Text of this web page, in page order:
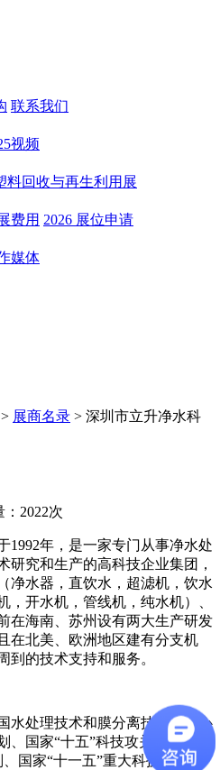
联系我们
视频
料回收与再生利用展
费用 2026 展位申请
媒体
> 展商名录 > 深圳市立升净水科
：2022次
1992年，是一家专门从事净水处
研究和生产的高科技企业集团，
净水器，直饮水，超滤机，饮水
，开水机，管线机，纯水机）、
在海南、苏州设有两大生产研发
在北美、欧洲地区建有分支机
到的技术支持和服务。
水处理技术和膜分离技术的核心
、国家“十五”科技攻关计划项
国家“十一五”重大科技专项